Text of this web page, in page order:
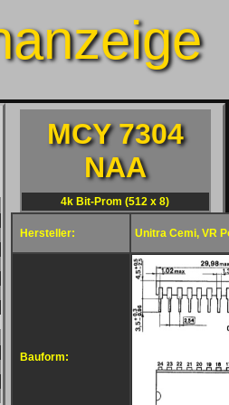
MCY 7304
NAA
4k Bit-Prom (512 x 8)
Hersteller: Unitra Cemi, VR
Bauform: